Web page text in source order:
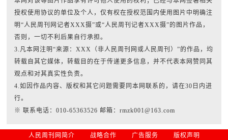
授权使用协议的单位及个人，仅有权在授权范围内使用图片中明确注
明“人民周刊网记者XXX摄”或“人民周刊记者XXX摄”的图片作品，
否则，一切不利后果自行承担。
3.凡本网注明“来源：XXX（非人民周刊网或人民周刊）”的作品，均
转载自其它媒体，转载目的在于传递更多信息，并不代表本网赞同其
观点和对其真实性负责。
4.如因作品内容、版权和其它问题需要同本网联系的，请在30日内进
行。
※ 联系电话：010-65363526 邮箱：rmzk001@163.com
人民周刊网简介 战略合作 广告服务
版权声明